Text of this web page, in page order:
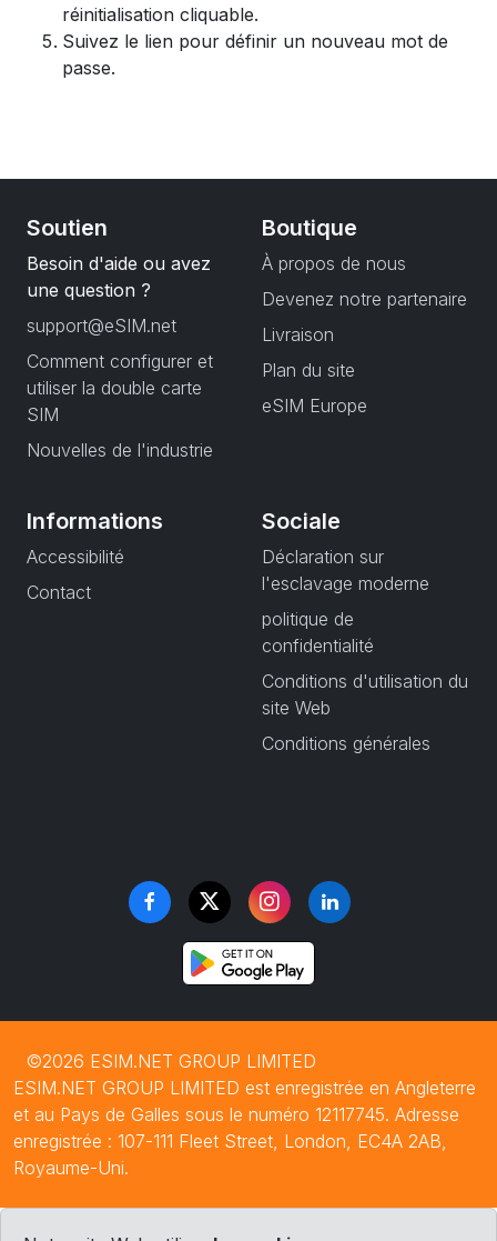
réinitialisation cliquable.
Suivez le lien pour définir un nouveau mot de
passe.
Soutien
Besoin d'aide ou avez
une question ?
support@eSIM.net
Comment configurer et
utiliser la double carte
SIM
Nouvelles de l'industrie
Boutique
À propos de nous
Devenez notre partenaire
Livraison
Plan du site
eSIM Europe
Informations
Accessibilité
Contact
Sociale
Déclaration sur
l'esclavage moderne
politique de
confidentialité
Conditions d'utilisation du
site Web
Conditions générales
©2026 ESIM.NET GROUP LIMITED
ESIM.NET GROUP LIMITED est enregistrée en Angleterre
et au Pays de Galles sous le numéro 12117745. Adresse
enregistrée : 107-111 Fleet Street, London, EC4A 2AB,
Royaume-Uni.